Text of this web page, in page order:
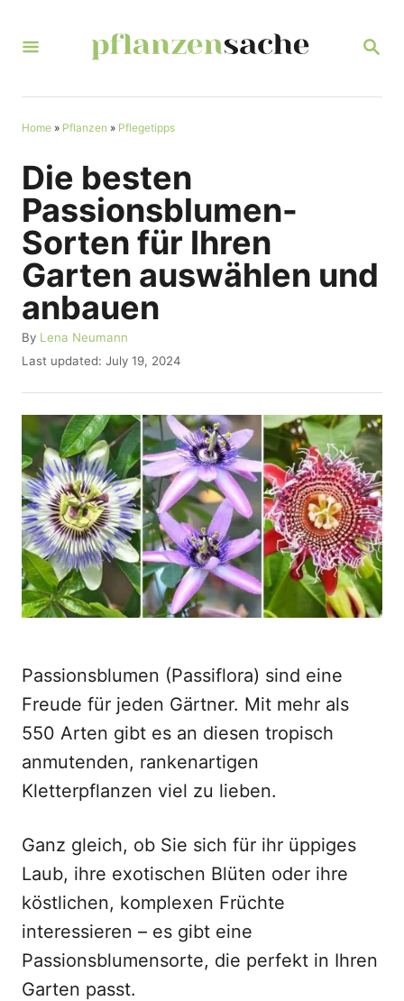
S
R
Home » Pflanzen » Pflegetipps
Die besten
Passionsblumen-
Sorten für Ihren
Garten auswählen und
anbauen
By A
u
h
o
r
Lena Neumann
P
s
t
e
d
o
n
Last updated: July 19, 2024
Passionsblumen (Passiflora) sind eine
Freude für jeden Gärtner. Mit mehr als
550 Arten gibt es an diesen tropisch
anmutenden, rankenartigen
Kletterpflanzen viel zu lieben.
Ganz gleich, ob Sie sich für ihr üppiges
Laub, ihre exotischen Blüten oder ihre
köstlichen, komplexen Früchte
interessieren – es gibt eine
Passionsblumensorte, die perfekt in Ihren
Garten passt.